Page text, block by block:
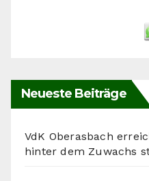
Neueste Beiträge
VdK Oberasbach
hinter dem Zuwachs